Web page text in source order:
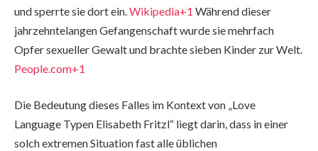
und sperrte sie dort ein. Wikipedia+1 Während dieser
jahrzehntelangen Gefangenschaft wurde sie mehrfach
Opfer sexueller Gewalt und brachte sieben Kinder zur Welt.
People.com+1
Die Bedeutung dieses Falles im Kontext von „Love
Language Typen Elisabeth Fritzl“ liegt darin, dass in einer
solch extre­men Situation fast alle üblichen